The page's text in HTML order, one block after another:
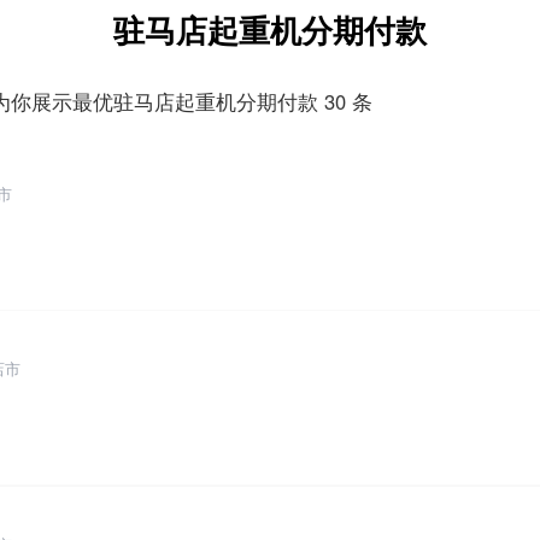
驻马店起重机分期付款
展示最优驻马店起重机分期付款 30 条
市